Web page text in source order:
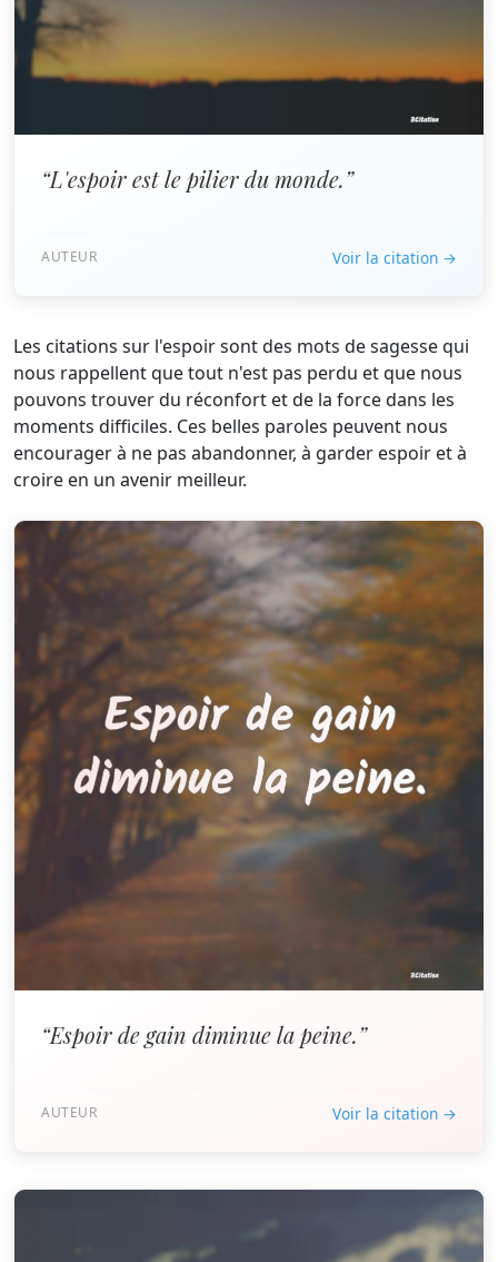
“L'espoir est le pilier du monde.”
AUTEUR Voir la citation →
Les citations sur l'espoir sont des mots de sagesse qui
nous rappellent que tout n'est pas perdu et que nous
pouvons trouver du réconfort et de la force dans les
moments difficiles. Ces belles paroles peuvent nous
encourager à ne pas abandonner, à garder espoir et à
croire en un avenir meilleur.
“Espoir de gain diminue la peine.”
AUTEUR Voir la citation →